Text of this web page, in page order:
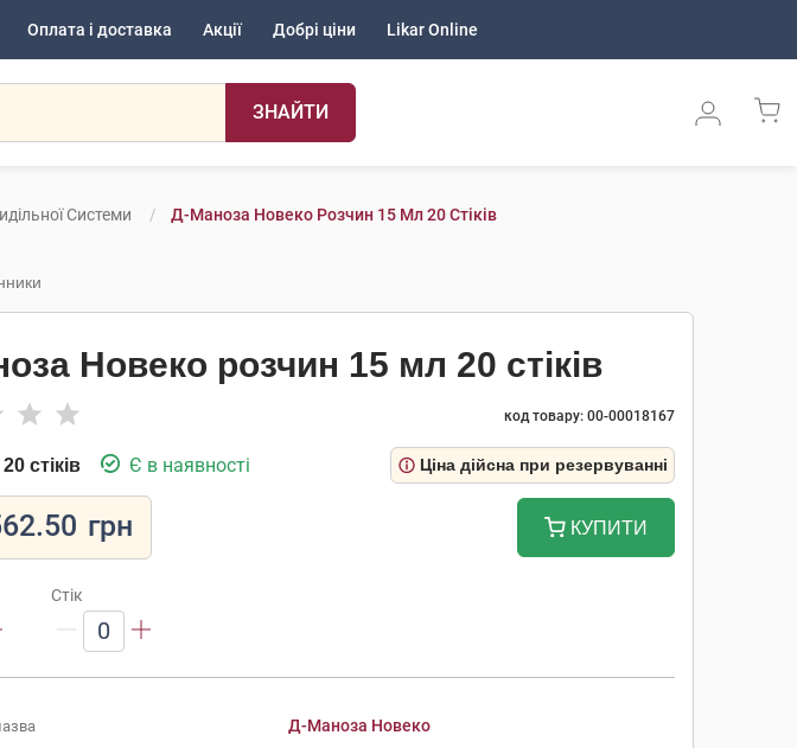
Оплата і доставка Акції Добрі ціни Likar Online
ЗНАЙТИ
Системи Д-Маноза Новеко Розчин 15 Мл 20 Стіків
Новеко розчин 15 мл 20 стіків
код товару: 00-00018167
стіків Є в наявності Ціна дійсна при резервуванні
грн КУПИТИ
Стік
0
Д-Маноза Новеко